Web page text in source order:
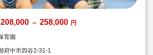
208,000 ～ 258,000 円
育園
府中市四谷2-31-1